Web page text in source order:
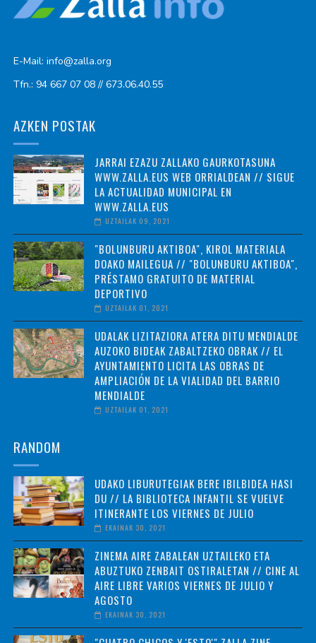
E-Mail: info@zalla.org
Tfn.: 94 667 07 08 // 673.06.40.55
AZKEN POSTAK
JARRAI EZAZU ZALLAKO GAURKOTASUNA
WWW.ZALLA.EUS WEB ORRIALDEAN // SIGUE
LA ACTUALIDAD MUNICIPAL EN
WWW.ZALLA.EUS
UZTAILAK 09, 2021
"BOLUNBURU AKTIBOA", KIROL MATERIALA
DOAKO MAILEGUA // "BOLUNBURU AKTIBOA",
PRÉSTAMO GRATUITO DE MATERIAL
DEPORTIVO
UZTAILAK 01, 2021
UDALAK LIZITAZIORA ATERA DITU MENDIALDE
AUZOKO BIDEAK ZABALTZEKO OBRAK // EL
AYUNTAMIENTO LICITA LAS OBRAS DE
AMPLIACIÓN DE LA VIALIDAD DEL BARRIO
MENDIALDE
UZTAILAK 01, 2021
RANDOM
UDAKO LIBURUTEGIAK BERE IBILBIDEA HASI
DU // LA BIBLIOTECA INFANTIL SE VUELVE
ITINERANTE LOS VIERNES DE JULIO
EKAINAK 30, 2021
ZINEMA AIRE ZABALEAN UZTAILEKO ETA
ABUZTUKO ZENBAIT OSTIRALETAN // CINE AL
AIRE LIBRE VARIOS VIERNES DE JULIO Y
AGOSTO
EKAINAK 30, 2021